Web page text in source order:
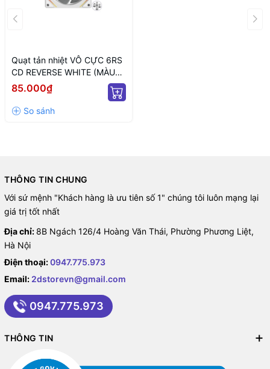
Quạt tản nhiệt VÔ CỰC 6RS
CD REVERSE WHITE (MÀU
TRẮNG/ CÁNH NGƯỢC/ LED
VÔ CỰC/ TÂM CD)
85.000₫
THÔNG TIN CHUNG
Với sứ mệnh "Khách hàng là ưu tiên số 1" chúng tôi luôn mạng lại
giá trị tốt nhất
Địa chỉ: 8B Ngách 126/4 Hoàng Văn Thái, Phường Phương Liệt,
Hà Nội
Điện thoại:0947.775.973
Email: 2dstorevn@gmail.com
0947.775.973
THÔNG TIN